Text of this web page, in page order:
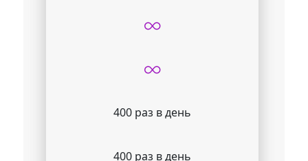
400 раз в день
400 раз в день